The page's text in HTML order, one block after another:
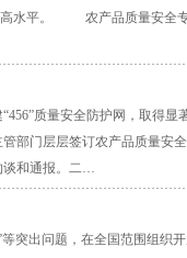
高水平。 农产品质量安全
质量安全防护网，取
部门层层签订农产品质量安
谈和通报。二…
出问题，在全国范围组织